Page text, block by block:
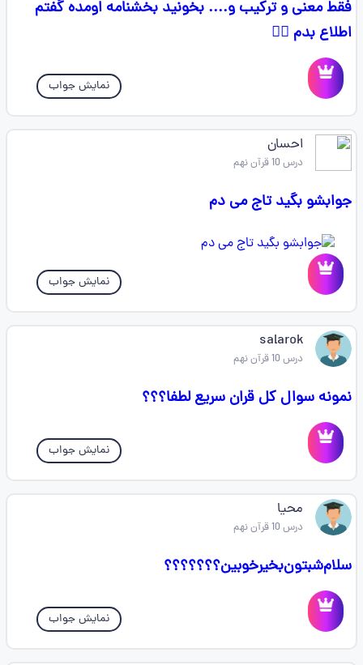
فقط معنی و ترکیب و.... بخونید بخشنامه اومده گفتم
اطلاع بدم 🚶‍♀
نمایش جواب
احسان
درس 10 قرآن نهم
جوابشو بگید تاج می دم
نمایش جواب
salarok
درس 10 قرآن نهم
نمونه سوال کل قران سریع لطفا؟؟؟
نمایش جواب
محیا
درس 10 قرآن نهم
سلام‌شبتون‌بخیر‌خوبین؟؟؟؟؟؟؟
نمایش جواب